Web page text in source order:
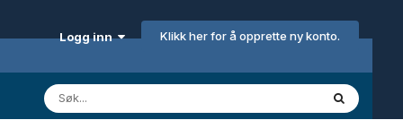
Logg inn Klikk her for å opprette ny konto.